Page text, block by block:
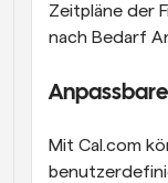
Zeitpläne der
nach Bedarf
Mit Cal.com